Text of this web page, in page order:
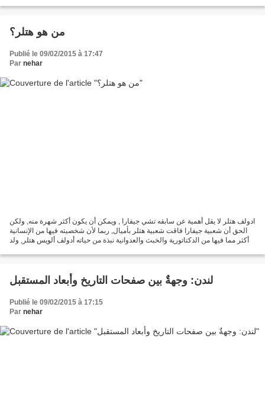
من هو هتلر؟
Publié le 09/02/2015 à 17:47
Par nehar
ادولف هتلر لا يقل أهمية عن سابقه تشي جيفارا , ويمكن أن يكون أكثر شهرة منه, ولكن
الحق أن شعبية جيفارا فاقت شعبية هتلر بأميال, ربما لأن شخصيته فيها من الإنسانية
أكثر مما فيها من الدكتاتورية والخبث والعدوانية نبذة من حياته أدولف ألويس هتلر, ولد
لندن: وجهةٌ بين صفحات التاريخ وأبعاد المستقبل
Publié le 09/02/2015 à 17:15
Par nehar